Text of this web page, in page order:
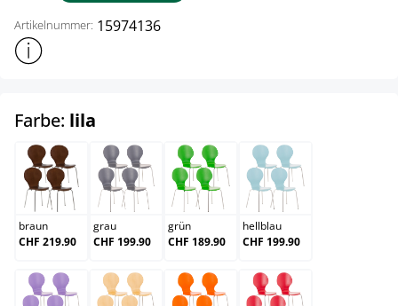
Artikelnummer: 15974136
Weitere Produktinformationen anzeigen
Farbe: lila
braun
braun
CHF 219.90
grau
grau
CHF 199.90
grün
grün
CHF 189.90
hellblau
hellblau
CHF 199.90